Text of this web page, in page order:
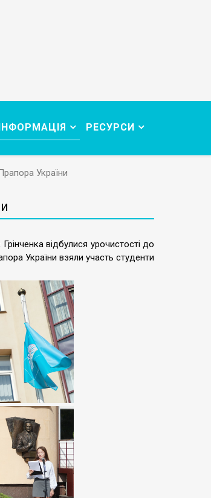
РЕСУРСИ
України
відбулися урочистості до
України взяли участь студенти